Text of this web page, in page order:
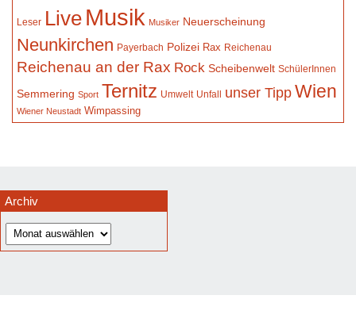
Leser Live Musik Musiker Neuerscheinung
Neunkirchen Payerbach Polizei Rax Reichenau
Reichenau an der Rax Rock Scheibenwelt SchülerInnen
Semmering Sport Ternitz Umwelt Unfall unser TippWien
Wiener Neustadt Wimpassing
Archiv
Archiv